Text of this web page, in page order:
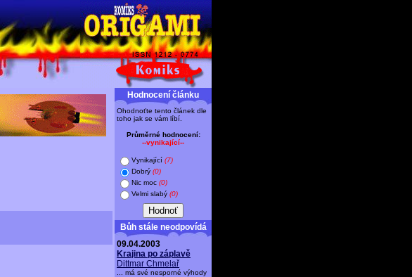
Hodnocení článku
Ohodnoťte tento článek dle
toho jak se vám líbí.
Průměrné hodnocení:
--vynikající--
Vynikající (7)
Dobrý (0)
Nic moc (0)
Velmi slabý (0)
Bůh stále neodpovídá
09.04.2003
Krajina po záplavě
Dittmar Chmelař
... má své nesporné výhody